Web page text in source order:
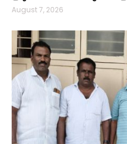
August 7, 2026